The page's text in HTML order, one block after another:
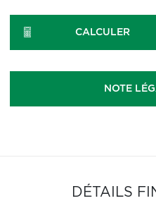
CALCULER
NOTE
DÉTAILS